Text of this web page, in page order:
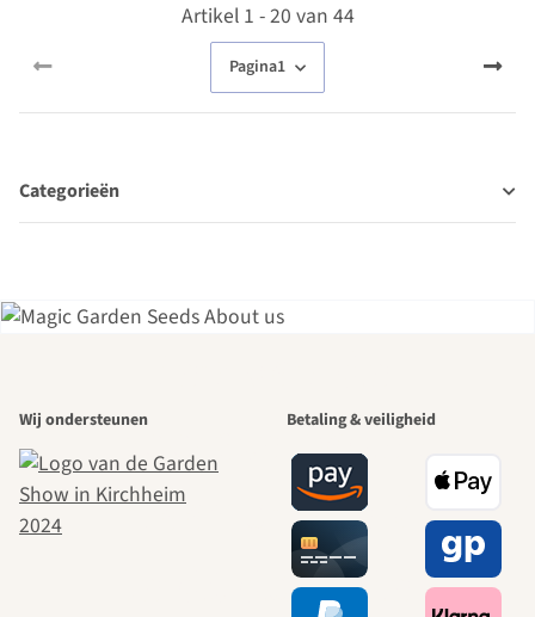
Artikel 1 - 20 van 44
Pagina1
Categorieën
mooiste paden
naar onszelf
leidt door de
Wij ondersteunen Betaling & veiligheid